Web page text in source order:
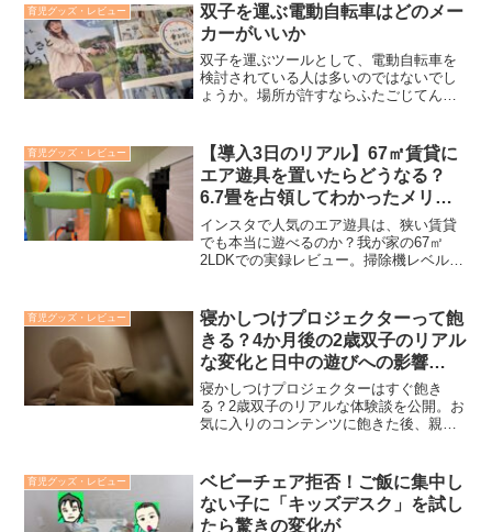
育児グッズ・レビュー
双子を運ぶ電動自転車はどのメー
カーがいいか
双子を運ぶツールとして、電動自転車を
検討されている人は多いのではないでし
ょうか。場所が許すならふたごじてんし
選ばざるをえない場合、大概の人は
Panasonic（ギュット）、ヤマハ発動機
（PAS）、ブリヂストンの３社から検討
されると思います。我が家も場所の都合
上、一般的な３人乗りタイプで検討して
いるのですがカタログだけ見ても、どれ
も同じに見えて何が違うのかわからず、
結局どれが一番いいんだと悩まれると思
確実ですが、近場に試乗できる環境がな
い、双子なので試乗に行く余裕がない場
合は、カタログスペックやネット情報で
決めざるをえないと思います。そこで本
記事では、カタログ・店員さんの話・試
乗した結果から、双子を運ぶ電動自転車
はどのメーカがよさそうかを本記事で紹
介します。
育児グッズ・レビュー
【導入3日のリアル】67㎡賃貸に
エア遊具を置いたらどうなる？
6.7畳を占領してわかったメリッ
トと誤算
インスタで人気のエア遊具は、狭い賃貸
でも本当に遊べるのか？我が家の67㎡
2LDKでの実録レビュー。掃除機レベルの
お伝えします。買うか迷っているパパマ
マ必見の、期待しすぎない本音レビュ
ー。
育児グッズ・レビュー
寝かしつけプロジェクターって飽
きる？4か月後の2歳双子のリアル
な変化と日中の遊びへの影響
【PR】
寝かしつけプロジェクターはすぐ飽き
る？2歳双子のリアルな体験談を公開。お
気に入りのコンテンツに飽きた後、親の
反応に変化が！Astrum（アストラム）を
使い倒して見えた知育効果を本音レビュ
ー。
育児グッズ・レビュー
ベビーチェア拒否！ご飯に集中し
ない子に「キッズデスク」を試し
たら驚きの変化が